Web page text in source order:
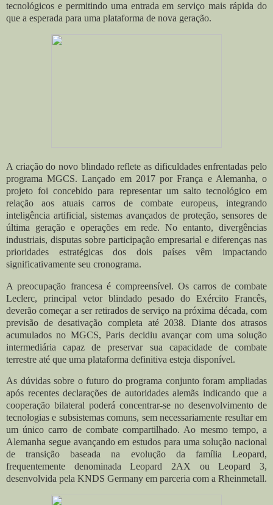
tecnológicos e permitindo uma entrada em serviço mais rápida do
que a esperada para uma plataforma de nova geração.
A criação do novo blindado reflete as dificuldades enfrentadas pelo
programa MGCS. Lançado em 2017 por França e Alemanha, o
projeto foi concebido para representar um salto tecnológico em
relação aos atuais carros de combate europeus, integrando
inteligência artificial, sistemas avançados de proteção, sensores de
última geração e operações em rede. No entanto, divergências
industriais, disputas sobre participação empresarial e diferenças nas
prioridades estratégicas dos dois países vêm impactando
significativamente seu cronograma.
A preocupação francesa é compreensível. Os carros de combate
Leclerc, principal vetor blindado pesado do Exército Francês,
deverão começar a ser retirados de serviço na próxima década, com
previsão de desativação completa até 2038. Diante dos atrasos
acumulados no MGCS, Paris decidiu avançar com uma solução
intermediária capaz de preservar sua capacidade de combate
terrestre até que uma plataforma definitiva esteja disponível.
As dúvidas sobre o futuro do programa conjunto foram ampliadas
após recentes declarações de autoridades alemãs indicando que a
cooperação bilateral poderá concentrar-se no desenvolvimento de
tecnologias e subsistemas comuns, sem necessariamente resultar em
um único carro de combate compartilhado. Ao mesmo tempo, a
Alemanha segue avançando em estudos para uma solução nacional
de transição baseada na evolução da família Leopard,
frequentemente denominada Leopard 2AX ou Leopard 3,
desenvolvida pela KNDS Germany em parceria com a Rheinmetall.